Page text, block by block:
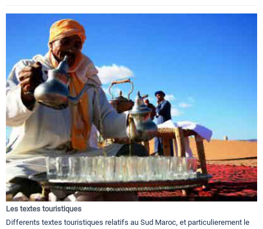
Les textes touristiques
Differents textes touristiques relatifs au Sud Maroc, et particulierement le